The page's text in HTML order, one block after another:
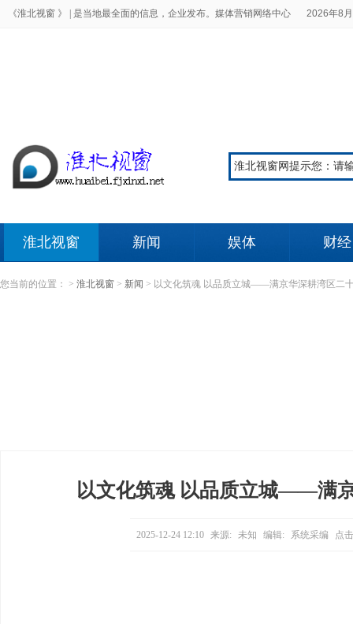
《淮北视窗 》 | 是当地最全面的信息，企业发布。媒体营销网络中心 2026年8
淮北视窗 新闻 娱体 财经
您当前的位置： > 淮北视窗 > 新闻 > 以文化筑魂 以品质立城——满京华深耕湾区二
以文化筑魂 以品质立城——满
2025-12-24 12:10 来源: 未知 编辑: 系统采编 点